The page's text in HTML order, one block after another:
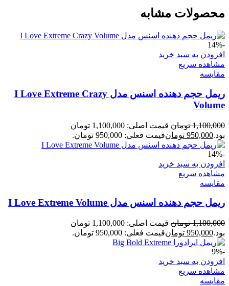
محصولات مشابه
-14%
افزودن به سبد خرید
مشاهده سریع
مقایسه
ریمل حجم دهنده اسنس مدل I Love Extreme Crazy
Volume
1,100,000 تومان
قیمت اصلی: 1,100,000 تومان
بود.950,000 تومانقیمت فعلی: 950,000 تومان.
-14%
افزودن به سبد خرید
مشاهده سریع
مقایسه
ریمل حجم دهنده اسنس مدل I Love Extreme Volume
1,100,000 تومان
قیمت اصلی: 1,100,000 تومان
بود.950,000 تومانقیمت فعلی: 950,000 تومان.
-9%
افزودن به سبد خرید
مشاهده سریع
مقایسه